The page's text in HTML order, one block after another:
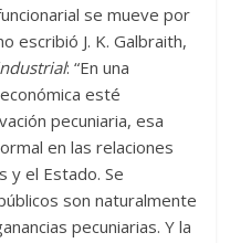
se mueve por
escribió J. K. Galbraith,
: “En una
esté
pecuniaria, esa
en las relaciones
y el Estado. Se
son naturalmente
pecuniarias. Y la